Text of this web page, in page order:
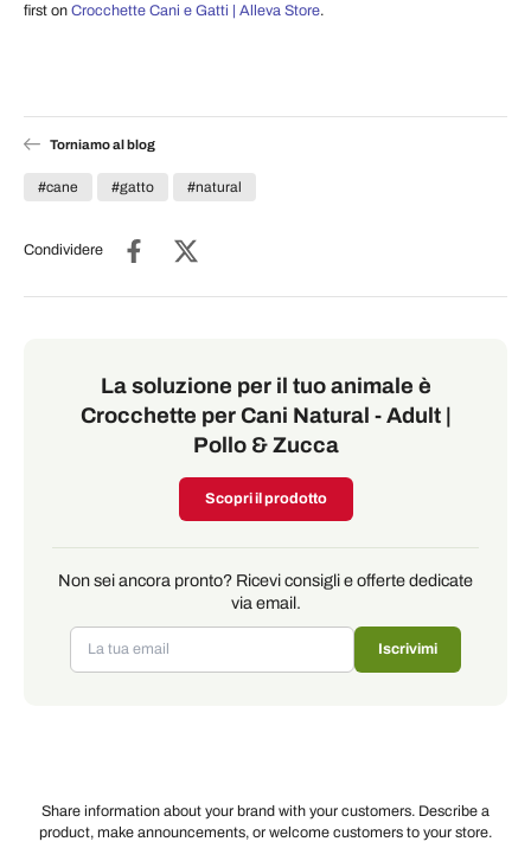
first on Crocchette Cani e Gatti | Alleva Store.
Torniamo al blog
#cane #gatto #natural
Condividere
La soluzione per il tuo animale è
Crocchette per Cani Natural - Adult |
Pollo & Zucca
Scopri il prodotto
Non sei ancora pronto? Ricevi consigli e offerte dedicate
via email.
Iscrivimi
Share information about your brand with your customers. Describe a
product, make announcements, or welcome customers to your store.